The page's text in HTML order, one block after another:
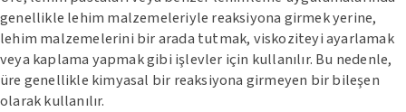
genellikle lehim malzemeleriyle reaksiyona girmek yerine,
lehim malzemelerini bir arada tutmak, viskoziteyi ayarlamak
veya kaplama yapmak gibi işlevler için kullanılır. Bu nedenle,
üre genellikle kimyasal bir reaksiyona girmeyen bir bileşen
olarak kullanılır.